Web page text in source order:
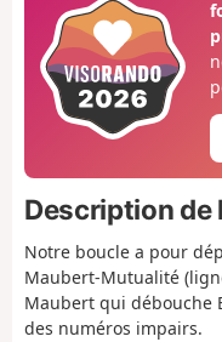
Description de
Notre boucle a pour
Maubert-Mutualité
Maubert qui débouche
des numéros impairs.